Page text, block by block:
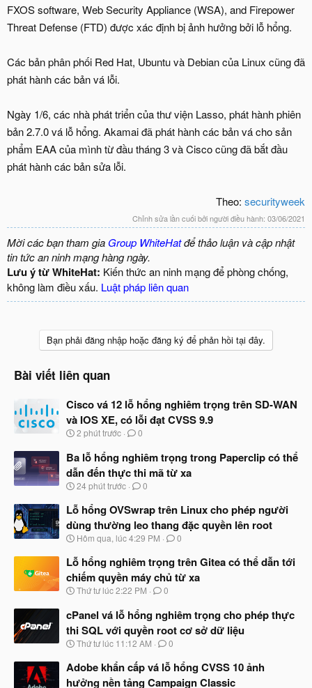
FXOS software, Web Security Appliance (WSA), and Firepower
Threat Defense (FTD) được xác định bị ảnh hưởng bởi lỗ hổng.
Các bản phân phối Red Hat, Ubuntu và Debian của Linux cũng đã
phát hành các bản vá lỗi.
Ngày 1/6, các nhà phát triển của thư viện Lasso, phát hành phiên
bản 2.7.0 vá lỗ hổng. Akamai đã phát hành các bản vá cho sản
phẩm EAA của mình từ đầu tháng 3 và Cisco cũng đã bắt đầu
phát hành các bản sửa lỗi.
Theo: securityweek
Chỉnh sửa lần cuối bởi người điều hành: 03/06/2021
Mời các bạn tham gia Group WhiteHatđể thảo luận và cập nhật
tin tức an ninh mạng hàng ngày.
Lưu ý từ WhiteHat: Kiến thức an ninh mạng để phòng chống,
không làm điều xấu. Luật pháp liên quan
Bạn phải đăng nhập hoặc đăng ký để phản hồi tại đây.
Bài viết liên quan
Cisco vá 12 lỗ hổng nghiêm trọng trên SD-WAN
và IOS XE, có lỗi đạt CVSS 9.9
N
à
y
b
ắ
đ
ầ
u
2 phút trước 0
Ba lỗ hổng nghiêm trọng trong Paperclip có thể
dẫn đến thực thi mã từ xa
N
à
b
ắ
đ
ầ
u
24 phút trước 0
Lỗ hổng OVSwrap trên Linux cho phép người
dùng thường leo thang đặc quyền lên root
N
à
b
ắ
đ
ầ
u
Hôm qua, lúc 4:29 PM 0
Lỗ hổng nghiêm trọng trên Gitea có thể dẫn tới
chiếm quyền máy chủ từ xa
N
à
y
b
ắ
đ
ầ
Thứ tư lúc 2:22 PM 0
cPanel vá lỗ hổng nghiêm trọng cho phép thực
thi SQL với quyền root cơ sở dữ liệu
N
à
Thứ tư lúc 11:12 AM 0
Adobe khẩn cấp vá lỗ hổng CVSS 10 ảnh
hưởng nền tảng Campaign Classic